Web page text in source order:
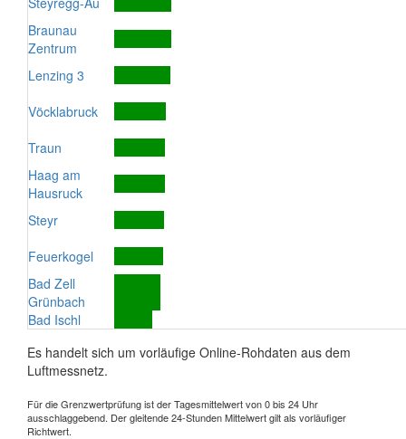
Braunau
Zentrum
Lenzing 3
Vöcklabruck
Traun
Haag am
Hausruck
Steyr
Feuerkogel
Bad Zell
Grünbach
Bad Ischl
Es handelt sich um vorläufige Online-Rohdaten aus dem
Luftmessnetz.
Für die Grenzwertprüfung ist der Tagesmittelwert von 0 bis 24 Uhr
ausschlaggebend. Der gleitende 24-Stunden Mittelwert gilt als vorläufiger
Richtwert.